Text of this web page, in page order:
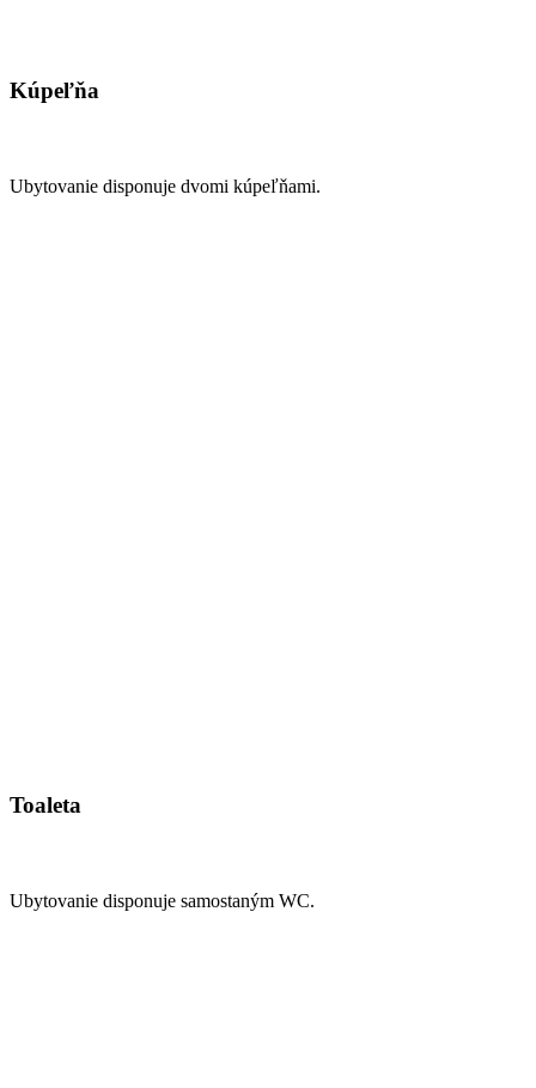
Kúpeľňa
Ubytovanie disponuje dvomi kúpeľňami.
Toaleta
Ubytovanie disponuje samostaným WC.